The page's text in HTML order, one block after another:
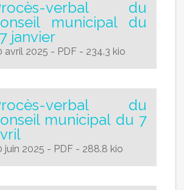
verbal du
municipal du
janvier
avril 2025 - PDF - 234.3 kio
verbal du
municipal du 7
juin 2025 - PDF - 288.8 kio